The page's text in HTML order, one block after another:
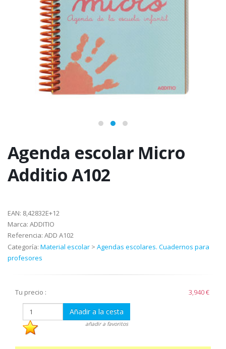
Agenda escolar Micro
Additio A102
EAN: 8,42832E+12
Marca: ADDITIO
Referencia: ADD A102
Categoría: Material escolar > Agendas escolares. Cuadernos para
profesores
Tu precio : 3,940 €
Añadir a la cesta
añadir a favoritos